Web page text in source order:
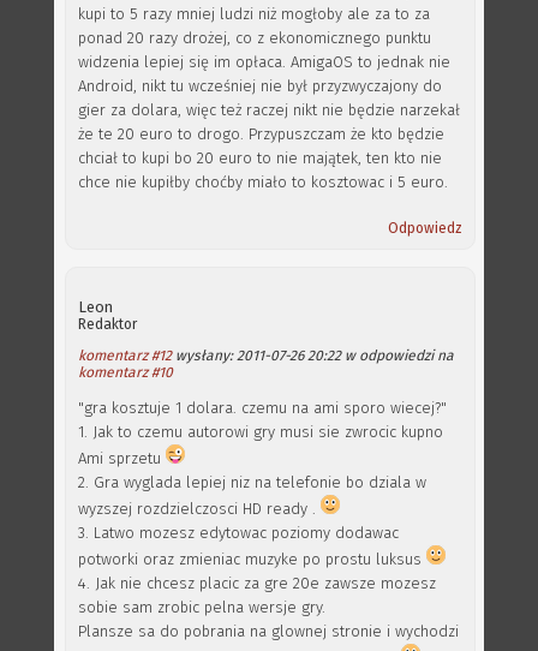
kupi to 5 razy mniej ludzi niż mogłoby ale za to za
ponad 20 razy drożej, co z ekonomicznego punktu
widzenia lepiej się im opłaca. AmigaOS to jednak nie
Android, nikt tu wcześniej nie był przyzwyczajony do
gier za dolara, więc też raczej nikt nie będzie narzekał
że te 20 euro to drogo. Przypuszczam że kto będzie
chciał to kupi bo 20 euro to nie majątek, ten kto nie
chce nie kupiłby choćby miało to kosztowac i 5 euro.
Odpowiedz
Leon
Redaktor
komentarz #12wysłany: 2011-07-26 20:22 w odpowiedzi na
komentarz #10
"gra kosztuje 1 dolara. czemu na ami sporo wiecej?"
1. Jak to czemu autorowi gry musi sie zwrocic kupno
Ami sprzetu
2. Gra wyglada lepiej niz na telefonie bo dziala w
wyzszej rozdzielczosci HD ready .
3. Latwo mozesz edytowac poziomy dodawac
potworki oraz zmieniac muzyke po prostu luksus
4. Jak nie chcesz placic za gre 20e zawsze mozesz
sobie sam zrobic pelna wersje gry.
Plansze sa do pobrania na glownej stronie i wychodzi